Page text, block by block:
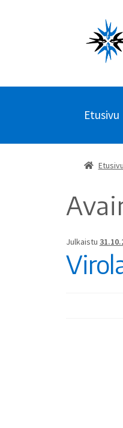
Siirry
Siirry
sisältöön
Etusivu
Etusivu
Julkaistu